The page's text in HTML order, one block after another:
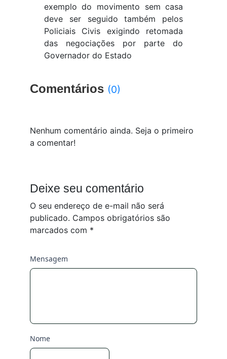
exemplo do movimento sem casa
deve ser seguido também pelos
Policiais Civis exigindo retomada
das negociações por parte do
Governador do Estado
Comentários (0)
Nenhum comentário ainda. Seja o primeiro
a comentar!
Deixe seu comentário
O seu endereço de e-mail não será
publicado. Campos obrigatórios são
marcados com *
Mensagem
Nome